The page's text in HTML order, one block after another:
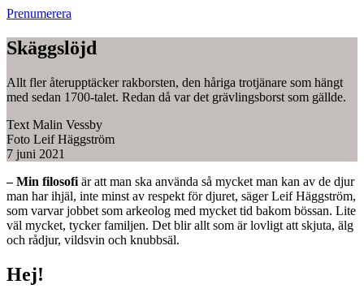
Prenumerera
Skäggslöjd
Allt fler återupptäcker rakborsten, den håriga trotjänare som hängt
med sedan 1700-talet. Redan då var det grävlingsborst som gällde.
Text Malin Vessby
Foto Leif Häggström
7 juni 2021
– Min filosofi är att man ska använda så mycket man kan av de djur
man har ihjäl, inte minst av respekt för djuret, säger Leif Häggström,
som varvar jobbet som arkeolog med mycket tid bakom bössan. Lite
väl mycket, tycker familjen. Det blir allt som är lovligt att skjuta, älg
och rådjur, vildsvin och knubbsäl.
Hej!